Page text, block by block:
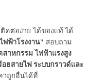
ดต่อง่าย ได้ของแท้ ได้
ฟฟ้าโรงงาน" สอบถาม
สาหกรรม ไฟฟ้าแรงสูง
ยสายไฟ ระบบกราวด์และ
าถูกอื่นได้ที่